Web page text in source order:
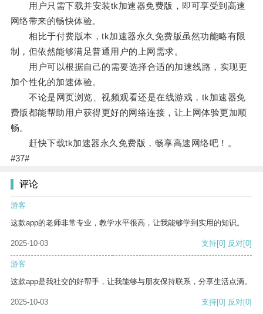
用户只需下载并安装tk加速器免费版，即可享受到高速
网络带来的畅快体验。
相比于付费版本，tk加速器永久免费版虽然功能略有限
制，但依然能够满足普通用户的上网需求。
用户可以根据自己的需要选择合适的加速线路，实现更
加个性化的加速体验。
不论是网页浏览、视频观看还是在线游戏，tk加速器免
费版都能帮助用户获得更好的网络连接，让上网体验更加顺
畅。
赶快下载tk加速器永久免费版，畅享高速网络吧！。
#37#
评论
游客
这款app的老师非常专业，教学水平很高，让我能够学到实用的知识。
2025-10-03 支持[0] 反对[0]
游客
这款app是我社交的好帮手，让我能够与朋友保持联系，分享生活点滴。
2025-10-03 支持[0] 反对[0]